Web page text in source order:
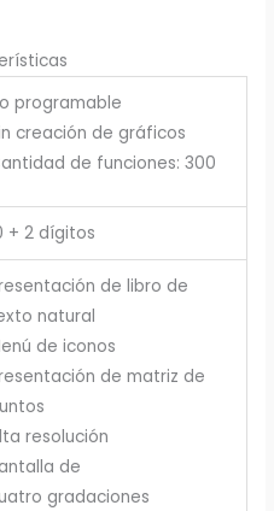
programable
creación de gráficos
de funciones: 300
+ 2 dígitos
de libro de
natural
de iconos
de matriz de
resolución
de
gradaciones